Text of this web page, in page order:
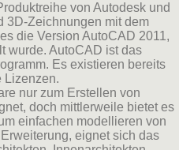
von Autodesk und
3D-Zeichnungen mit dem
die Version AutoCAD 2011,
wurde. AutoCAD ist das
Es existieren bereits
Lizenzen.
nur zum Erstellen von
doch mittlerweile bietet es
einfachen modellieren von
eignet sich das